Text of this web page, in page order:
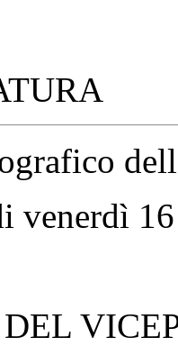
venerdì